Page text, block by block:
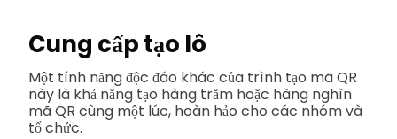
Cung cấp tạo lô
Một tính năng độc đáo khác của trình tạo mã QR
này là khả năng tạo hàng trăm hoặc hàng nghìn
mã QR cùng một lúc, hoàn hảo cho các nhóm và
tổ chức.